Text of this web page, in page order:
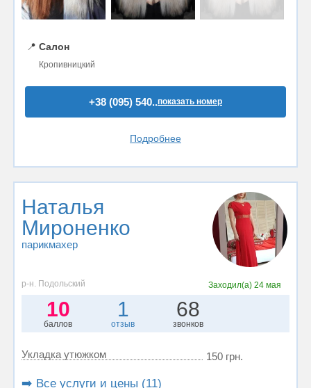
📍 Салон
Кропивницкий
+38 (095) 540..показать номер
Подробнее
Наталья
Мироненко
парикмахер
р-н. Подольский Заходил(а)24 мая
10
баллов
1
отзыв
68
звонков
Укладка утюжком 150 грн.
➡️ Все услуги и цены (11)